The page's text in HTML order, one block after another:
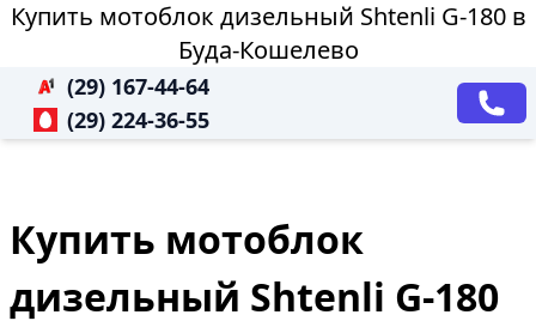
Купить мотоблок дизельный Shtenli G-180 в
Буда-Кошелево
(29) 167-44-64
(29) 224-36-55
Купить мотоблок
дизельный Shtenli G-180